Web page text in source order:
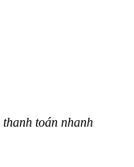
toán nhanh